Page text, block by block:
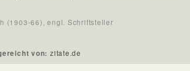
(1903-66), engl. Schriftsteller
von: zitate.de